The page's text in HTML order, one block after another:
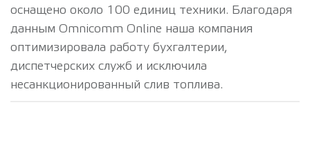
оснащено около 100 единиц техники. Благодаря
данным Omnicomm Online наша компания
оптимизировала работу бухгалтерии,
диспетчерских служб и исключила
несанкционированный слив топлива.